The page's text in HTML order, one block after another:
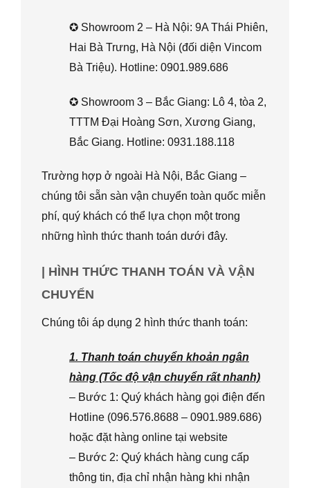
✪ Showroom 2 – Hà Nội: 9A Thái Phiên,
Hai Bà Trưng, Hà Nội (đối diện Vincom
Bà Triệu). Hotline: 0901.989.686
✪ Showroom 3 – Bắc Giang: Lô 4, tòa 2,
TTTM Đại Hoàng Sơn, Xương Giang,
Bắc Giang. Hotline: 0931.188.118
Trường hợp ở ngoài Hà Nội, Bắc Giang –
chúng tôi sẵn sàn vận chuyển toàn quốc miễn
phí, quý khách có thể lựa chọn một trong
những hình thức thanh toán dưới đây.
| HÌNH THỨC THANH TOÁN VÀ VẬN
CHUYỂN
Chúng tôi áp dụng 2 hình thức thanh toán:
1. Thanh toán chuyển khoản ngân
hàng (Tốc độ vận chuyển rất nhanh)
– Bước 1: Quý khách hàng gọi điện đến
Hotline (096.576.8688 – 0901.989.686)
hoặc đặt hàng online tại website
– Bước 2: Quý khách hàng cung cấp
thông tin, địa chỉ nhận hàng khi nhận